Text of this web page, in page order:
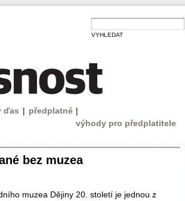
ďas | předplatné |
výhody pro předplatitele
VYHLEDAT
bez muzea
muzea Dějiny 20. století je jednou z